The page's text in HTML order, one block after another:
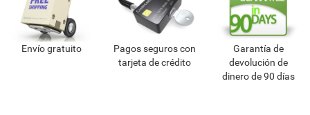
Envío gratuito
Pagos seguros con
tarjeta de crédito
Garantía de
devolución de
dinero de 90 días